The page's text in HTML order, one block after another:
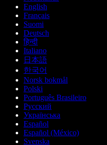
English
Français
Suomi
Deutsch
हिन्दी
Italiano
日本語
한국어
Norsk bokmål
Polski
Português Brasileiro
Русский
Українська
Español
Español (México)
Svenska